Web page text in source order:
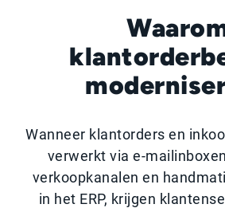
Wanneer klantorders en
verwerkt via e-
verkoopkanalen en
in het ERP, krijgen